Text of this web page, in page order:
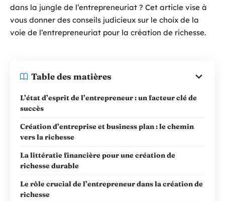
dans la jungle de l’entrepreneuriat ? Cet article vise à
vous donner des conseils judicieux sur le choix de la
voie de l’entrepreneuriat pour la création de richesse.
Table des matières
L’état d’esprit de l’entrepreneur : un facteur clé de
succès
Création d’entreprise et business plan : le chemin
vers la richesse
La littératie financière pour une création de
richesse durable
Le rôle crucial de l’entrepreneur dans la création de
richesse